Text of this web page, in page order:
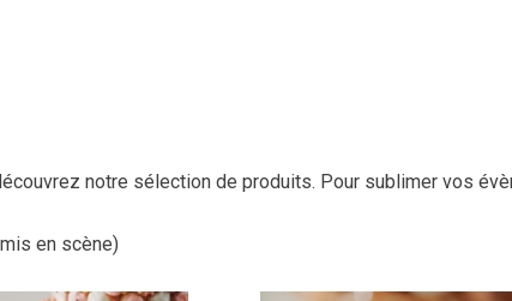
notre sélection de produits. Pour sublimer vos
en scène)